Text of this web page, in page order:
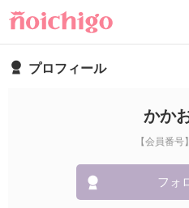
プロフィール
かか
【会員番
フォ